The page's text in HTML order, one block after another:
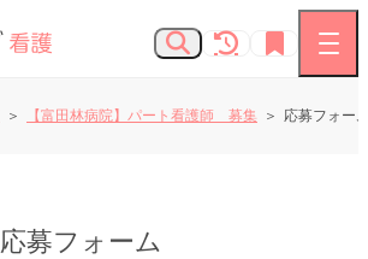
【富田林病院】パート看護師 募集 応募フォー
応募フォーム